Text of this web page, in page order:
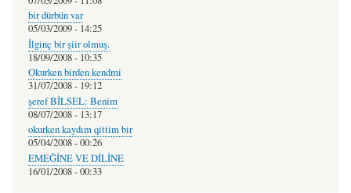
bir dürbün var
05/03/2009 - 14:25
İlginç bir şiir olmuş.
18/09/2008 - 10:35
Okurken birden kendmi
31/07/2008 - 19:12
şeref BİLSEL: Benim
08/07/2008 - 13:17
okurken kaydım qittim bir
05/04/2008 - 00:26
EMEĞİNE VE DİLİNE
16/01/2008 - 00:33